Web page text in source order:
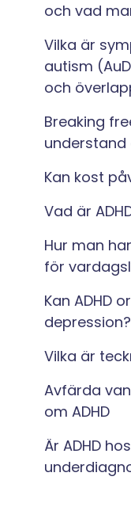
och vad
Vilka är
autism
och
Breaking
Kan kost
Vad är
Hur man
för
Kan ADHD
depression?
Vilka är
Avfärda
om ADHD
Är ADHD